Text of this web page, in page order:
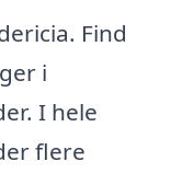
Find
i
I hele
flere